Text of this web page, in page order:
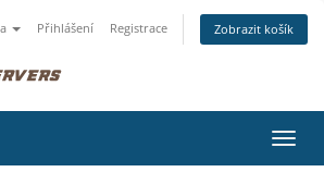
Přihlášení Registrace Zobrazit košík